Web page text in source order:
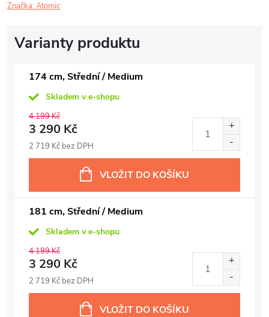
Značka:Atomic
174 cm, Střední / Medium
Skladem v e-shopu
4 199 Kč
3 290 Kč
2 719 Kč bez DPH
VLOŽIT DO KOŠÍKU
181 cm, Střední / Medium
Skladem v e-shopu
4 199 Kč
3 290 Kč
2 719 Kč bez DPH
VLOŽIT DO KOŠÍKU